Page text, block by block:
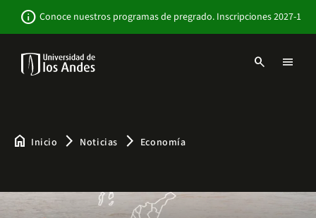
contenido
info Conoce nuestros programas de pregrado. Inscripciones 2027-1
search menu
home Inicio arrow_forward_ios Noticias arrow_forward_ios Economía